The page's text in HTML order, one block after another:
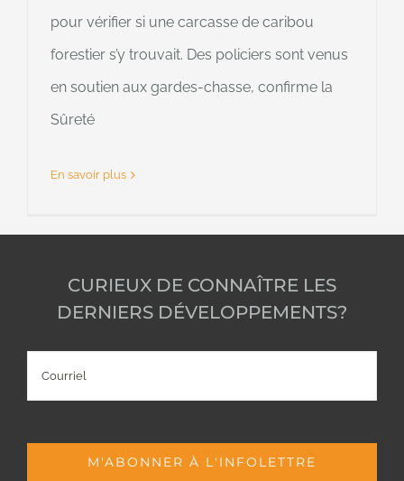
pour vérifier si une carcasse de caribou
forestier s’y trouvait. Des policiers sont venus
en soutien aux gardes-chasse, confirme la
Sûreté
En savoir plus
CURIEUX DE CONNAÎTRE LES
DERNIERS DÉVELOPPEMENTS?
M'ABONNER À L'INFOLETTRE